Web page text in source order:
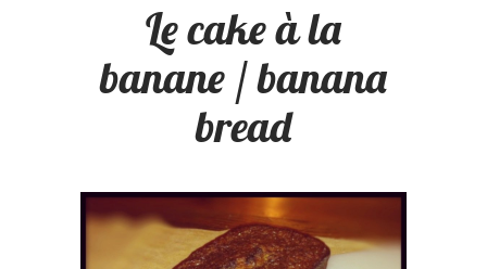
Le cake à la
banane / banana
bread